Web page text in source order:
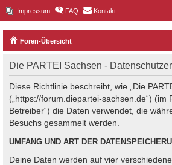
Impressum FAQ Kontakt
Foren-Übersicht
Die PARTEI Sachsen -
Diese Richtlinie beschreibt, wie „Die
(„https://forum.diepartei-sachsen.de“) (im
Betreiber“) die Daten verwendet, die
Besuchs gesammelt werden.
UMFANG UND ART DER
Deine Daten werden auf vier